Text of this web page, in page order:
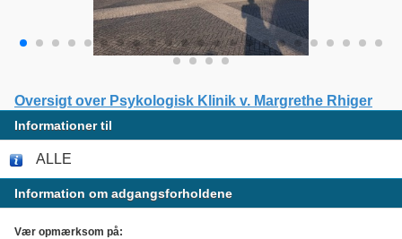
Oversigt over Psykologisk Klinik v. Margrethe Rhiger
Informationer til
ALLE
Information om adgangsforholdene
Vær opmærksom på: